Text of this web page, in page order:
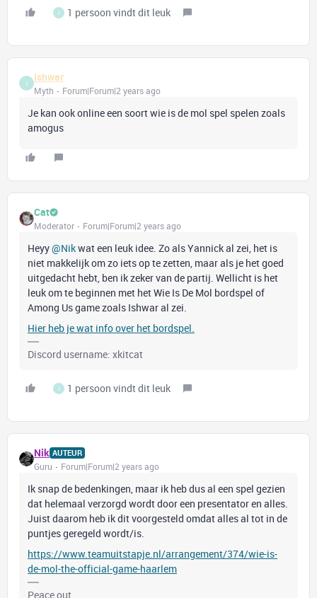
I 1 persoon vindt dit leuk
I Ishwar
Myth Forum|Forum|2 years ago
Je kan ook online een soort wie is de mol spel spelen zoals
amogus
Cat
Moderator Forum|Forum|2 years ago
Heyy@Nikwat een leuk idee. Zo als Yannick al zei, het is
niet makkelijk om zo iets op te zetten, maar als je het goed
uitgedacht hebt, ben ik zeker van de partij. Wellicht is het
leuk om te beginnen met het Wie Is De Mol bordspel of
Among Us game zoals Ishwar al zei.
Hier heb je wat info over het bordspel.
Discord username: xkitcat
I 1 persoon vindt dit leuk
Nik AUTEUR
Guru Forum|Forum|2 years ago
Ik snap de bedenkingen, maar ik heb dus al een spel gezien
dat helemaal verzorgd wordt door een presentator en alles.
Juist daarom heb ik dit voorgesteld omdat alles al tot in de
puntjes geregeld wordt/is.
https://www.teamuitstapje.nl/arrangement/374/wie-is-
de-mol-the-official-game-haarlem
Peace out